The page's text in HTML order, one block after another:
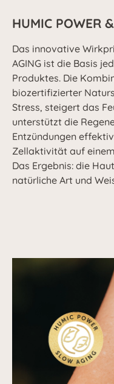
HUMIC POWER
Das innovative
AGING ist die Basis
Produktes. Die
biozertifizierter
Stress, steigert das
unterstützt die
Entzündungen
Zellaktivität auf
Das Ergebnis: die
natürliche Art und